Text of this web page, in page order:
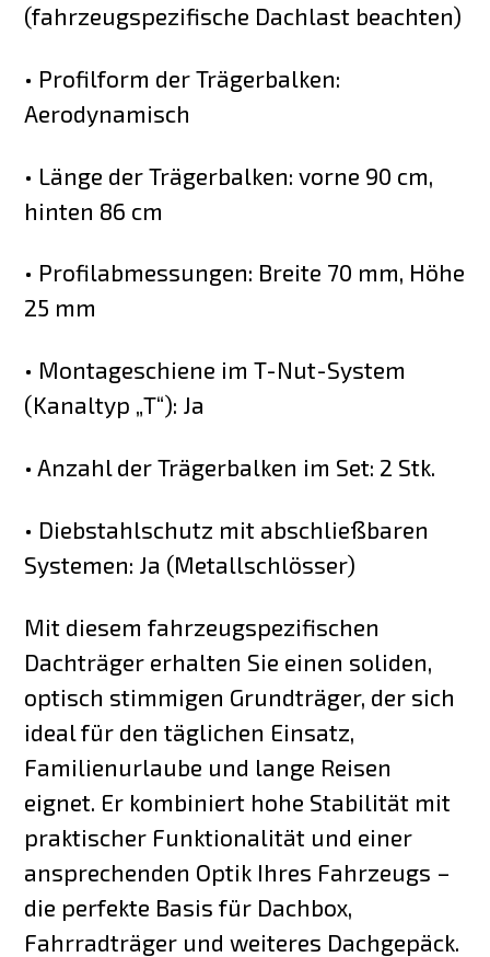
(fahrzeugspezifische Dachlast beachten)
• Profilform der Trägerbalken:
Aerodynamisch
• Länge der Trägerbalken: vorne 90 cm,
hinten 86 cm
• Profilabmessungen: Breite 70 mm, Höhe
25 mm
• Montageschiene im T-Nut-System
(Kanaltyp „T“): Ja
• Anzahl der Trägerbalken im Set: 2 Stk.
• Diebstahlschutz mit abschließbaren
Systemen: Ja (Metallschlösser)
Mit diesem fahrzeugspezifischen
Dachträger erhalten Sie einen soliden,
optisch stimmigen Grundträger, der sich
ideal für den täglichen Einsatz,
Familienurlaube und lange Reisen
eignet. Er kombiniert hohe Stabilität mit
praktischer Funktionalität und einer
ansprechenden Optik Ihres Fahrzeugs –
die perfekte Basis für Dachbox,
Fahrradträger und weiteres Dachgepäck.